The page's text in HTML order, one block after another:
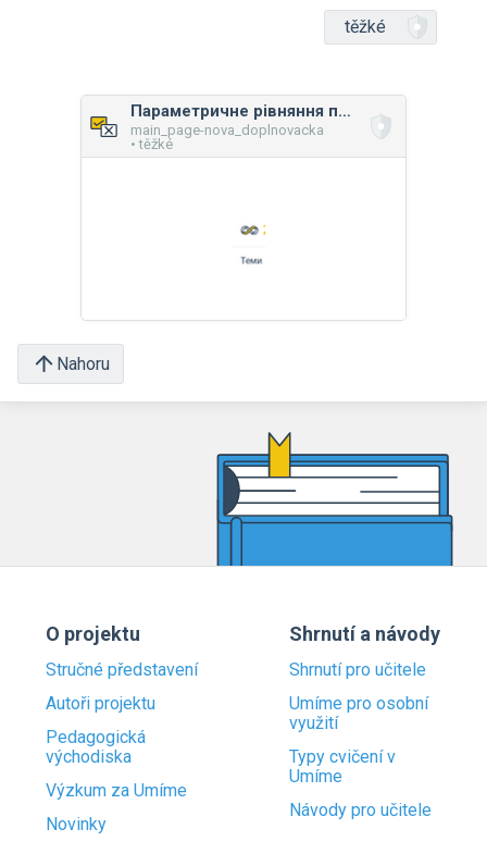
těžké
Параметричне рівняння площини
main_page-nova_doplnovacka
• těžké
Nahoru
O projektu
Stručné představení
Autoři projektu
Pedagogická
východiska
Výzkum za Umíme
Novinky
Shrnutí a návody
Shrnutí pro učitele
Umíme pro osobní
využití
Typy cvičení v
Umíme
Návody pro učitele